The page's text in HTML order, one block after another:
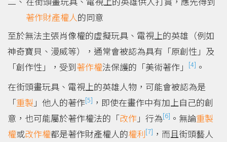
著作財產權人的同意
至於無法主張肖像權的虛擬玩具、電視上的英雄（例如
神奇寶貝、漫威等），通常會被認為具有「原創性」及
「創作性」，受到著作權法保護的「美術著作」 [4] 。
在街頭畫玩具、電視上的英雄人物，可能會被認為是
「重製 」他人的著作[5] ，即使在畫作中有加上自己的創
意，也可能屬於著作權法的「改作 」行為[6] 。無論重製
權或改作權都是著作財產權人的權利[7] ，而且街頭藝人